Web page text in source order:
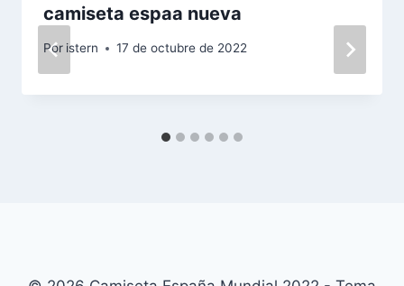
camiseta espaa nueva
Por istern 17 de octubre de 2022